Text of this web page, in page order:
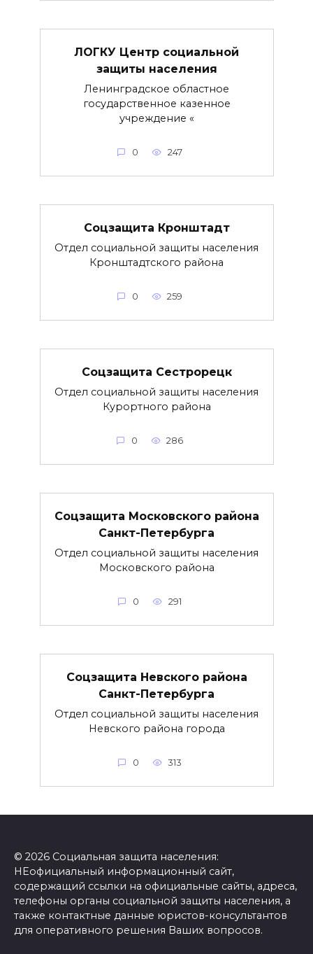
ЛОГКУ Центр социальной
защиты населения
Ленинградское областное
государственное казенное
учреждение «
0 247
Соцзащита Кронштадт
Отдел социальной защиты населения
Кронштадтского района
0 259
Соцзащита Сестрорецк
Отдел социальной защиты населения
Курортного района
0 286
Соцзащита Московского района
Санкт-Петербурга
Отдел социальной защиты населения
Московского района
0 291
Соцзащита Невского района
Санкт-Петербурга
Отдел социальной защиты населения
Невского района города
0 313
© 2026 Социальная защита населения:
НЕофициальный информационный сайт,
содержащий ссылки на официальные сайты, адреса,
телефоны органы социальной защиты населения, а
также контактные данные юристов-консультантов
для оперативного решения Ваших вопросов.